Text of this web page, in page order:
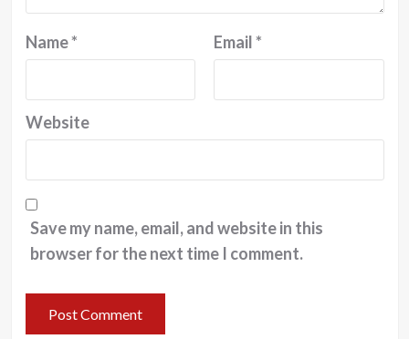
Name* Email*
Website
Save my name, email, and website in this
browser for the next time I comment.